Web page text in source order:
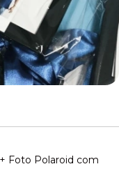
Foto Polaroid com